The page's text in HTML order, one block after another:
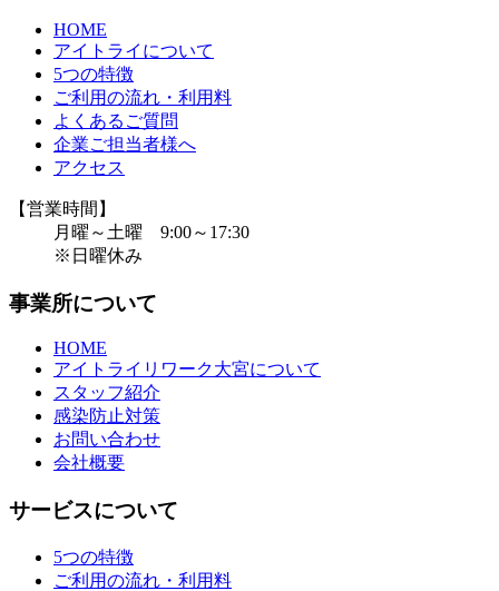
HOME
アイトライについて
5つの特徴
ご利用の流れ・利用料
よくあるご質問
企業ご担当者様へ
アクセス
【営業時間】
月曜～土曜 9:00～17:30
※日曜休み
事業所について
HOME
アイトライリワーク大宮について
スタッフ紹介
感染防止対策
お問い合わせ
会社概要
サービスについて
5つの特徴
ご利用の流れ・利用料